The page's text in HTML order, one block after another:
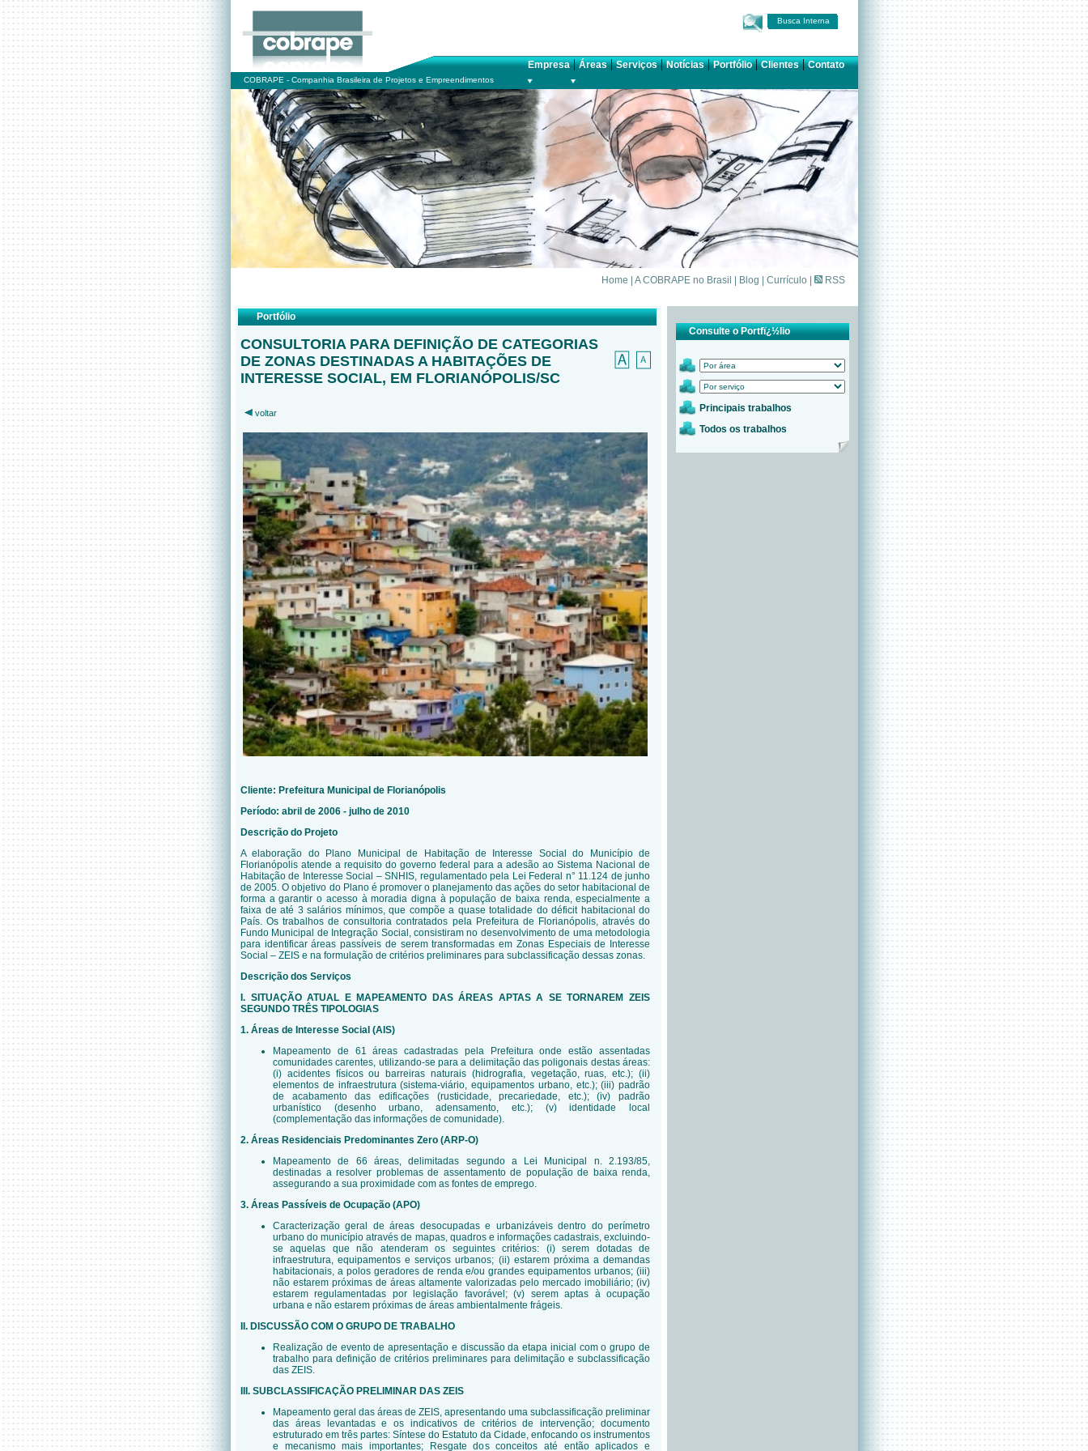
Busca Interna
Empresa|Áreas|Serviços|Notícias|Portfólio|Clientes|Contato
COBRAPE - Companhia Brasileira de Projetos e Empreendimentos
Home A COBRAPE no Brasil Blog Currículo RSS
Portfólio
CONSULTORIA PARA DEFINIÇÃO DE CATEGORIAS
DE ZONAS DESTINADAS A HABITAÇÕES DE
INTERESSE SOCIAL, EM FLORIANÓPOLIS/SC
voltar
Cliente: Prefeitura Municipal de Florianópolis
Período: abril de 2006 - julho de 2010
Descrição do Projeto
A elaboração do Plano Municipal de Habitação de Interesse Social do Município de
Florianópolis atende a requisito do governo federal para a adesão ao Sistema Nacional de
Habitação de Interesse Social – SNHIS, regulamentado pela Lei Federal n° 11.124 de junho
de 2005. O objetivo do Plano é promover o planejamento das ações do setor habitacional de
forma a garantir o acesso à moradia digna à população de baixa renda, especialmente a
faixa de até 3 salários mínimos, que compõe a quase totalidade do déficit habitacional do
País. Os trabalhos de consultoria contratados pela Prefeitura de Florianópolis, através do
Fundo Municipal de Integração Social, consistiram no desenvolvimento de uma metodologia
para identificar áreas passíveis de serem transformadas em Zonas Especiais de Interesse
Social – ZEIS e na formulação de critérios preliminares para subclassificação dessas zonas.
Descrição dos Serviços
I. SITUAÇÃO ATUAL E MAPEAMENTO DAS ÁREAS APTAS A SE TORNAREM ZEIS
SEGUNDO TRÊS TIPOLOGIAS
1. Áreas de Interesse Social (AIS)
Mapeamento de 61 áreas cadastradas pela Prefeitura onde estão assentadas
comunidades carentes, utilizando-se para a delimitação das poligonais destas áreas:
(i) acidentes físicos ou barreiras naturais (hidrografia, vegetação, ruas, etc.); (ii)
elementos de infraestrutura (sistema-viário, equipamentos urbano, etc.); (iii) padrão
de acabamento das edificações (rusticidade, precariedade, etc.); (iv) padrão
urbanístico (desenho urbano, adensamento, etc.); (v) identidade local
(complementação das informações de comunidade).
2. Áreas Residenciais Predominantes Zero (ARP-O)
Mapeamento de 66 áreas, delimitadas segundo a Lei Municipal n. 2.193/85,
destinadas a resolver problemas de assentamento de população de baixa renda,
assegurando a sua proximidade com as fontes de emprego.
3. Áreas Passíveis de Ocupação (APO)
Caracterização geral de áreas desocupadas e urbanizáveis dentro do perímetro
urbano do município através de mapas, quadros e informações cadastrais, excluindo-
se aquelas que não atenderam os seguintes critérios: (i) serem dotadas de
infraestrutura, equipamentos e serviços urbanos; (ii) estarem próxima a demandas
habitacionais, a polos geradores de renda e/ou grandes equipamentos urbanos; (iii)
não estarem próximas de áreas altamente valorizadas pelo mercado imobiliário; (iv)
estarem regulamentadas por legislação favorável; (v) serem aptas à ocupação
urbana e não estarem próximas de áreas ambientalmente frágeis.
II. DISCUSSÃO COM O GRUPO DE TRABALHO
Realização de evento de apresentação e discussão da etapa inicial com o grupo de
trabalho para definição de critérios preliminares para delimitação e subclassificação
das ZEIS.
III. SUBCLASSIFICAÇÃO PRELIMINAR DAS ZEIS
Mapeamento geral das áreas de ZEIS, apresentando uma subclassificação preliminar
das áreas levantadas e os indicativos de critérios de intervenção; documento
estruturado em três partes: Síntese do Estatuto da Cidade, enfocando os instrumentos
e mecanismo mais importantes; Resgate dos conceitos até então aplicados e
Consulte o Portfï¿½lio
Principais trabalhos
Todos os trabalhos